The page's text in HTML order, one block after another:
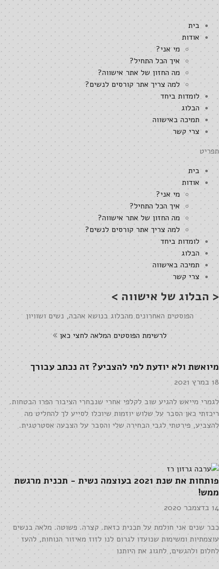
דלג
לתוכן
בית
אודות
מי אני?
איך הכל התחיל?
מה החזון של אתר אישווה?
למה צריך אתר קורסים לנשים?
לומדות ביחד
הבלוג
תמיכה באישווה
צרי קשר
תפריט
בית
אודות
מי אני?
איך הכל התחיל?
מה החזון של אתר אישווה?
למה צריך אתר קורסים לנשים?
לומדות ביחד
הבלוג
תמיכה באישווה
צרי קשר
< הבלוג של אישווה >
הפוסטים האחרונים מהבלוג בנושא אהבה, נשים ושוויון
לרשימת הפוסטים המלאה לחצי כאן
מיואשת ולא יודעת למי להצביע? זה נכתב עבורך
18 במרץ 2021
לגמרי מייאש להגיע שוב לקלפי אחרי שנבחרי הציבור הפרו הבטחות.
ריכזתי כאן הסבר על שלוש יוזמות שיוכלו לסייע לך להחליט מה
להצביע, פירטתי לגבי הבחירה שלי והסבר על הצבעה אסטרטגית.
פותחות את שנת 2021 בעוצמה נשית - תכנית מרגשת
ממש!
14 בדצמבר 2020
כבר שנים אני חולמת על תכנית כזאת. קצרה. פשוטה. מלאה בנשים
עוצמתיות ומשימות שנועדו לגרום לנו לזוז מאיזור הנוחות, להעז
לחלום ולהגשים, לחגוג את היותנו